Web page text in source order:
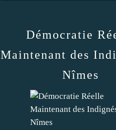
Démocratie
Maintenant des
Nîmes